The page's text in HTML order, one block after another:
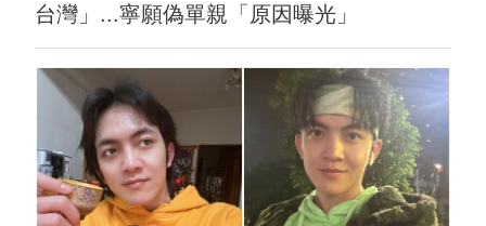
台灣」...寧願偽單親「原因曝光」